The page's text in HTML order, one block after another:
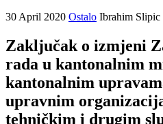
30 April 2020 Ostalo Ibrahim Slipic
Zaključak o izmjeni
rada u kantonalnim
kantonalnim
upravnim
tehničkim i drugim